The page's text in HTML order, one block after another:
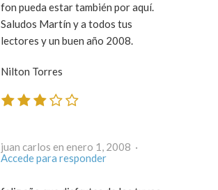
fon pueda estar también por aquí.
Saludos Martín y a todos tus
lectores y un buen año 2008.
Nilton Torres
juan carlos en enero 1, 2008 ·
Accede para responder